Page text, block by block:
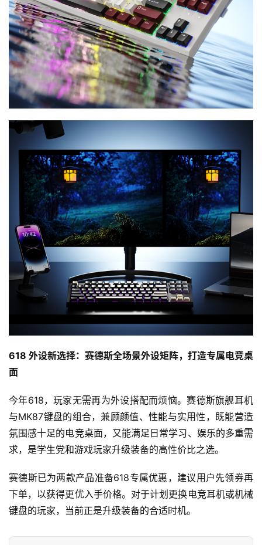
618 外设新选择：赛德斯全场景外设矩阵，打造专属电竞桌
面
今年618，玩家无需再为外设搭配而烦恼。赛德斯旗舰耳机
与MK87键盘的组合，兼顾颜值、性能与实用性，既能营造
氛围感十足的电竞桌面，又能满足日常学习、娱乐的多重需
求，是学生党和游戏玩家升级装备的高性价比之选。
赛德斯已为两款产品准备618专属优惠，建议用户先领券再
下单，以获得更优入手价格。对于计划更换电竞耳机或机械
键盘的玩家，当前正是升级装备的合适时机。